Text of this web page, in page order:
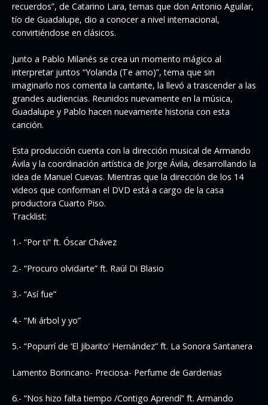
recuerdos”, de Catarino Lara, temas que don Antonio Aguilar,
tío de Guadalupe, dio a conocer a nivel internacional,
convirtiéndose en clásicos.
Junto a Pablo Milanés se crea un momento mágico al
interpretar juntos “Yolanda (Te amo)”, tema que sin
imaginarlo nos comenta la cantante, la llevó a trascender a las
grandes audiencias. Reunidos nuevamente en la música,
Guadalupe y Pablo hacen nuevamente historia con esta
canción.
Esta producción cuenta con la dirección musical de Armando
Ávila y la coordinación artística de Jorge Ávila, desarrollando la
idea de Manuel Cuevas. Mientras que la dirección de los 14
videos que conforman el DVD está a cargo de la casa
productora Cuarto Piso.
Tracklist:
1.- “Por ti” ft. Óscar Chávez
2.- “Procuro olvidarte” ft. Raúl Di Blasio
3.- “Así fue”
4.- “Mi árbol y yo”
5.- “Popurrí de ‘El Jibarito’ Hernández” ft. La Sonora Santanera
Lamento Borincano- Preciosa- Perfume de Gardenias
6.- “Nos hizo falta tiempo /Contigo Aprendí” ft. Armando